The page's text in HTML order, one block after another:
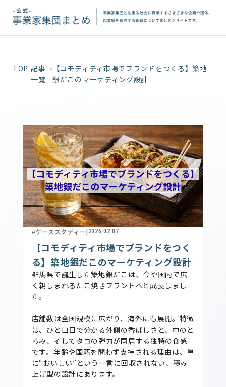
TOP 記事
一覧
【コモディティ市場でブランドをつくる】築地
銀だこのマーケティング設計
#ケーススタディー| 2026.02.07
【コモディティ市場でブランドをつく
る】築地銀だこのマーケティング設計
群馬県で誕生した築地銀だこは、今や国内で広
く親しまれるたこ焼きブランドへと成長しまし
た。
店舗数は全国規模に広がり、海外にも展開。特徴
は、ひと口目で分かる外側の香ばしさと、中のと
ろみ、そしてタコの弾力が同居する独特の食感
です。年齢や国籍を問わず支持される理由は、単
に“おいしい”という一言に回収されない、積み
上げ型の設計にあります。